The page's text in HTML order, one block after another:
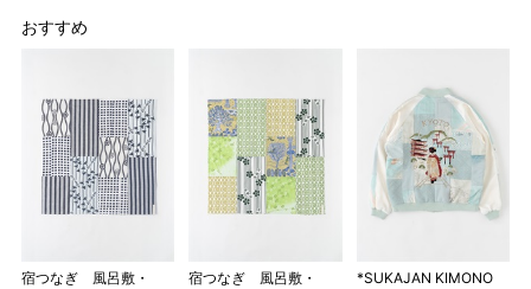
おすすめ
宿つなぎ 風呂敷・
宿つなぎ 風呂敷・
*SUKAJAN KIMONO